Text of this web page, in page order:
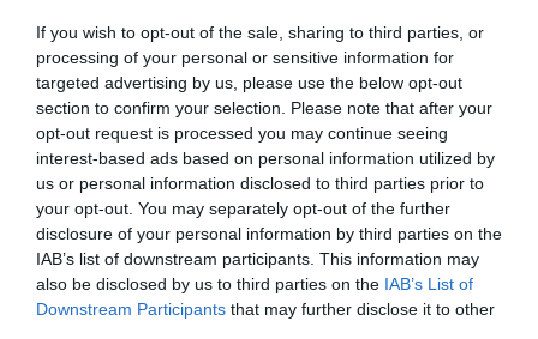
If you wish to opt-out of the sale, sharing to third parties, or
processing of your personal or sensitive information for
targeted advertising by us, please use the below opt-out
section to confirm your selection. Please note that after your
opt-out request is processed you may continue seeing
interest-based ads based on personal information utilized by
us or personal information disclosed to third parties prior to
your opt-out. You may separately opt-out of the further
disclosure of your personal information by third parties on the
IAB’s list of downstream participants. This information may
also be disclosed by us to third parties on the IAB’s List of
Downstream Participants that may further disclose it to other
Comment comparer et réserver en
ligne votre voiture de location ?